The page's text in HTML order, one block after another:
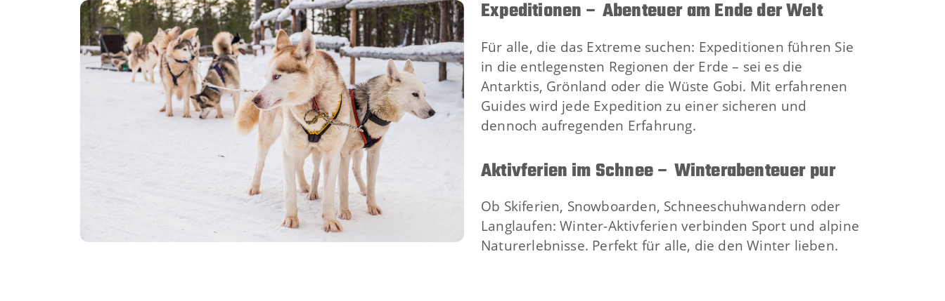
Expeditionen – Abenteuer am Ende der Welt
Für alle, die das Extreme suchen: Expeditionen führen Sie
in die entlegensten Regionen der Erde – sei es die
Antarktis, Grönland oder die Wüste Gobi. Mit erfahrenen
Guides wird jede Expedition zu einer sicheren und
dennoch aufregenden Erfahrung.
Aktivferien im Schnee – Winterabenteuer pur
Ob Skiferien, Snowboarden, Schneeschuhwandern oder
Langlaufen: Winter-Aktivferien verbinden Sport und alpine
Naturerlebnisse. Perfekt für alle, die den Winter lieben.